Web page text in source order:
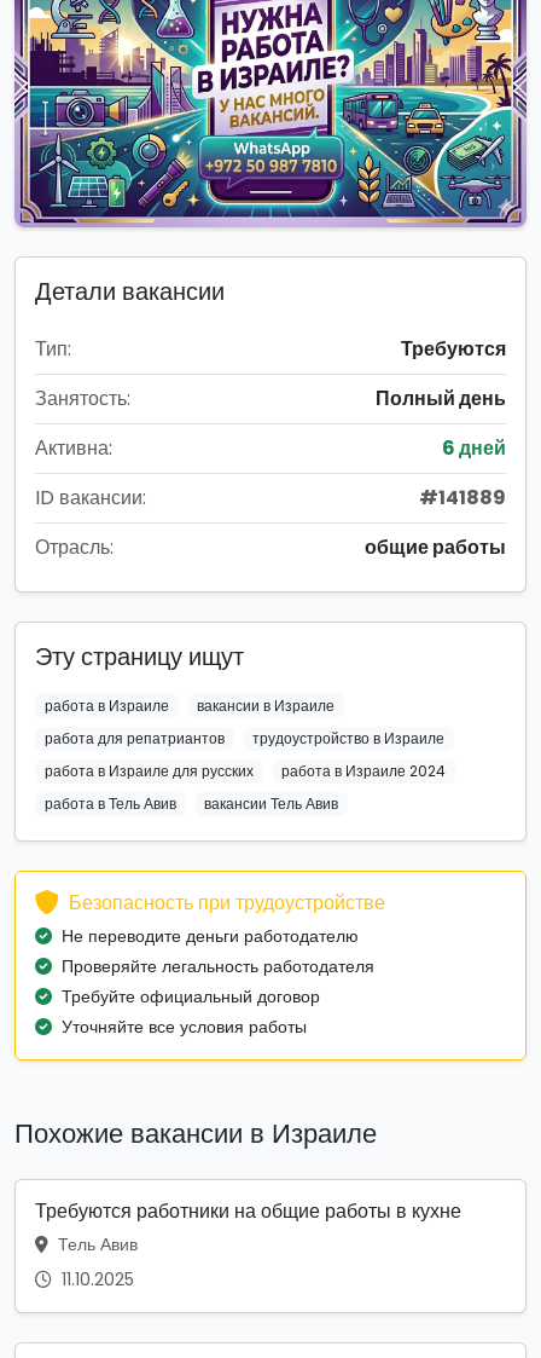
Детали вакансии
Тип:
Требуются
Занятость:
Полный день
Активна:
6 дней
ID вакансии:
#141889
Отрасль:
общие работы
Эту страницу ищут
работа в Израиле
вакансии в Израиле
работа для репатриантов
трудоустройство в Израиле
работа в Израиле для русских
работа в Израиле 2024
работа в Тель Авив
вакансии Тель Авив
Безопасность при трудоустройстве
Не переводите деньги работодателю
Проверяйте легальность работодателя
Требуйте официальный договор
Уточняйте все условия работы
Похожие вакансии в Израиле
Требуются работники на общие работы в кухне
Тель Авив
11.10.2025